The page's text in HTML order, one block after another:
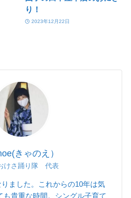
り！
2023年12月22日
きゃのえ）
けさ踊り隊 代表
ました。これからの10年は気
も貴重な時間。シングル子育て